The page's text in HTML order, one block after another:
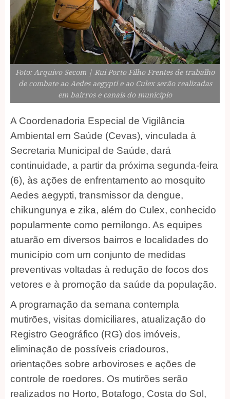
Foto: Arquivo Secom | Rui Porto Filho Frentes de trabalho
de combate ao Aedes aegypti e ao Culex serão realizadas
em bairros e canais do município
A Coordenadoria Especial de Vigilância
Ambiental em Saúde (Cevas), vinculada à
Secretaria Municipal de Saúde, dará
continuidade, a partir da próxima segunda-feira
(6), às ações de enfrentamento ao mosquito
Aedes aegypti, transmissor da dengue,
chikungunya e zika, além do Culex, conhecido
popularmente como pernilongo. As equipes
atuarão em diversos bairros e localidades do
município com um conjunto de medidas
preventivas voltadas à redução de focos dos
vetores e à promoção da saúde da população.
A programação da semana contempla
mutirões, visitas domiciliares, atualização do
Registro Geográfico (RG) dos imóveis,
eliminação de possíveis criadouros,
orientações sobre arboviroses e ações de
controle de roedores. Os mutirões serão
realizados no Horto, Botafogo, Costa do Sol,